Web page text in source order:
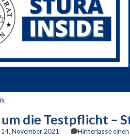
die Testpflicht –
14. November 2021 Hinterlasse